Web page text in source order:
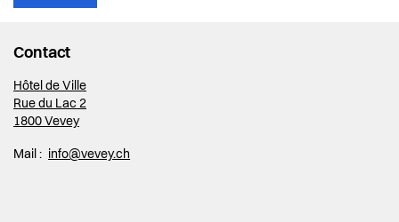
Contact
Hôtel de Ville
Rue du Lac 2
1800 Vevey
Mail : info@vevey.ch